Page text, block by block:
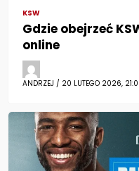
KSW
Gdzie obejrzeć
online
ANDRZEJ / 20 LUTEGO 2026,